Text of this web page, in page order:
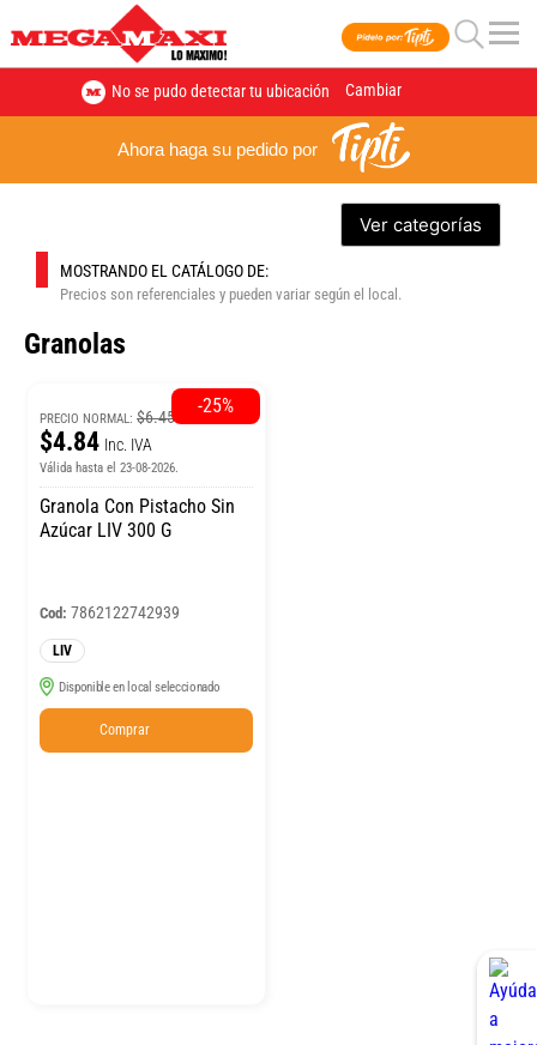
No se pudo detectar tu ubicación Cambiar
Ahora haga su pedido por
Ver categorías
MOSTRANDO EL CATÁLOGO DE:
Precios son referenciales y pueden variar según el local.
Granolas
PRECIO NORMAL:$6.45
$4.84 Inc. IVA
Válida hasta el 23-08-2026.
Granola Con Pistacho Sin
Azúcar LIV 300 G
Cod: 7862122742939
LIV
Disponible en local seleccionado
Comprar
-25%